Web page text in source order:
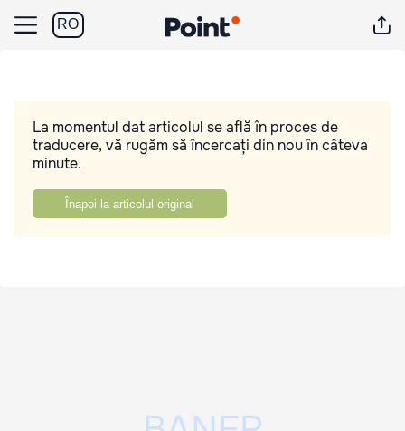
RO
La momentul dat articolul se află în proces de
traducere, vă rugăm să încercați din nou în câteva
minute.
Înapoi la articolul original